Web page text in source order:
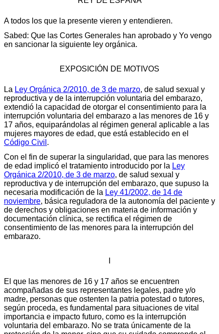
A todos los que la presente vieren y entendieren.
Sabed: Que las Cortes Generales han aprobado y Yo vengo
en sancionar la siguiente ley orgánica.
EXPOSICIÓN DE MOTIVOS
La Ley Orgánica 2/2010, de 3 de marzo, de salud sexual y
reproductiva y de la interrupción voluntaria del embarazo,
extendió la capacidad de otorgar el consentimiento para la
interrupción voluntaria del embarazo a las menores de 16 y
17 años, equiparándolas al régimen general aplicable a las
mujeres mayores de edad, que está establecido en el
Código Civil .
Con el fin de superar la singularidad, que para las menores
de edad implicó el tratamiento introducido por la Ley
Orgánica 2/2010, de 3 de marzo, de salud sexual y
reproductiva y de interrupción del embarazo, que supuso la
necesaria modificación de la Ley 41/2002, de 14 de
noviembre, básica reguladora de la autonomía del paciente y
de derechos y obligaciones en materia de información y
documentación clínica, se rectifica el régimen de
consentimiento de las menores para la interrupción del
embarazo.
El que las menores de 16 y 17 años se encuentren
acompañadas de sus representantes legales, padre y/o
madre, personas que ostenten la patria potestad o tutores,
según proceda, es fundamental para situaciones de vital
importancia e impacto futuro, como es la interrupción
voluntaria del embarazo. No se trata únicamente de la